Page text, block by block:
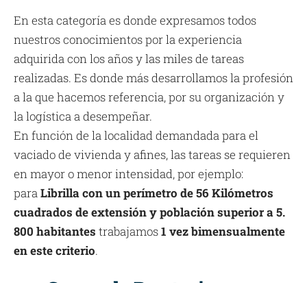
En esta categoría es donde expresamos todos
nuestros conocimientos por la experiencia
adquirida con los años y las miles de tareas
realizadas. Es donde más desarrollamos la profesión
a la que hacemos referencia, por su organización y
la logística a desempeñar.
En función de la localidad demandada para el
vaciado de vivienda y afines, las tareas se requieren
en mayor o menor intensidad, por ejemplo:
paraLibrilla con un perímetro de 56 Kilómetros
cuadrados de extensión y población superior a 5.
800 habitantes trabajamos1 vez bimensualmente
en este criterio.